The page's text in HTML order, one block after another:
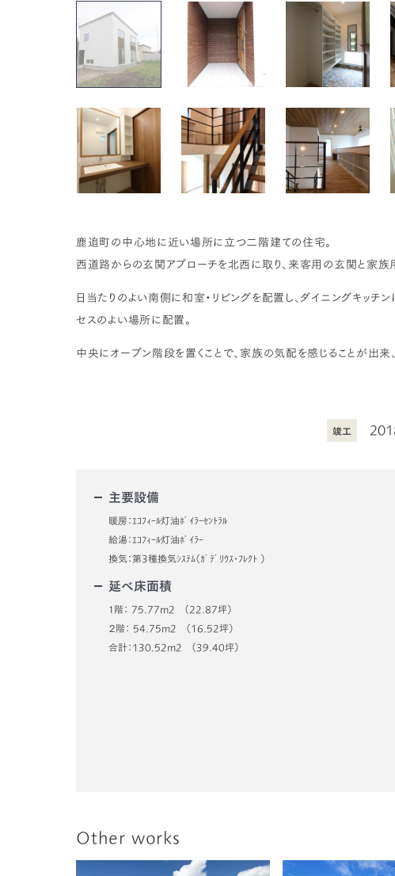
鹿追町の中心地に近い場所に立つ二階建ての住宅。
西道路からの玄関アプローチを北西に取り、来客用の玄関と家族
日当たりのよい南側に和室・リビングを配置し、ダイニングキッ
セスのよい場所に配置。
中央にオープン階段を置くことで、家族の気配を感じることが出
竣工
主要設備
暖房：ｴｺﾌｨｰﾙ灯油ﾎﾞｲﾗｰｾﾝﾄﾗﾙ
給湯：ｴｺﾌｨｰﾙ灯油ﾎﾞｲﾗｰ
換気：第3種換気ｼｽﾃﾑ（ｶﾞﾃﾞﾘｳｽ･ﾌﾚｸﾄ ）
延べ床面積
１階： 75.77m2 （22.87坪）
２階： 54.75m2 （16.52坪）
合計：130.52m2 （39.40坪）
Other works